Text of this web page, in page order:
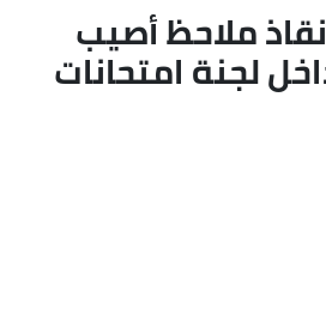
ملاحظ أصيب
لجنة امتحانات